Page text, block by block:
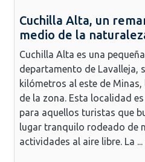
Cuchilla Alta, un
medio de la
Cuchilla Alta es una
departamento de Lavalleja,
kilómetros al este de
de la zona. Esta localidad
para aquellos turistas que
lugar tranquilo rodeado de
actividades al aire libre. La ...